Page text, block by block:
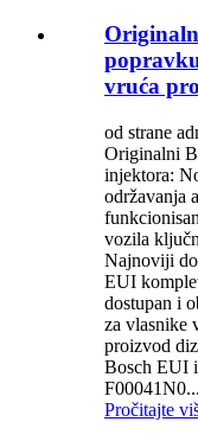
vruća
od strane
Originalni
injektora:
održavanja
vozila
Najnoviji
EUI
dostupan i
za vlasnike
proizvod
Bosch EUI
F00041N0...
Pročitajte